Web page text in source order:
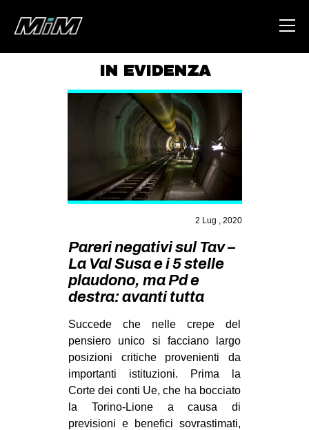
ABOUT
AREA
DEGENERAZIONE
GAZA FREESTYLE
CSOA LAMBRETTA
MSM
STUDENTI TSUNAMI
ZAM
MOBILITAZIONI
SPAZI
SPORT POPOLARE
IN EVIDENZA
2 Lug , 2020
Pareri negativi sul Tav –
La Val Susa e i 5 stelle
plaudono, ma Pd e
destra: avanti tutta
Succede che nelle crepe del
pensiero unico si facciano largo
posizioni critiche provenienti da
importanti istituzioni. Prima la
Corte dei conti Ue, che ha bocciato
la Torino-Lione a causa di
previsioni e benefici sovrastimati,